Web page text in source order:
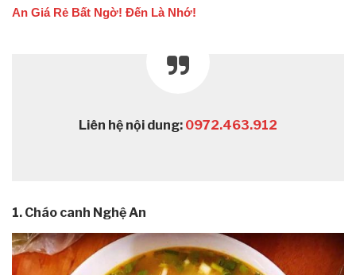
An Giá Rẻ Bất Ngờ! Đến Là Nhớ!
Liên hệ nội dung: 0972.463.912
1. Cháo canh Nghệ An